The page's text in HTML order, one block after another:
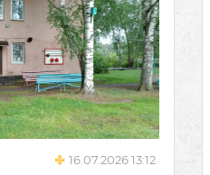
16.07.2026 13:12